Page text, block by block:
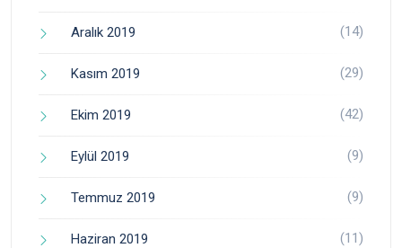
Aralık 2019 (14)
Kasım 2019 (29)
Ekim 2019 (42)
Eylül 2019 (9)
Temmuz 2019 (9)
Haziran 2019 (11)